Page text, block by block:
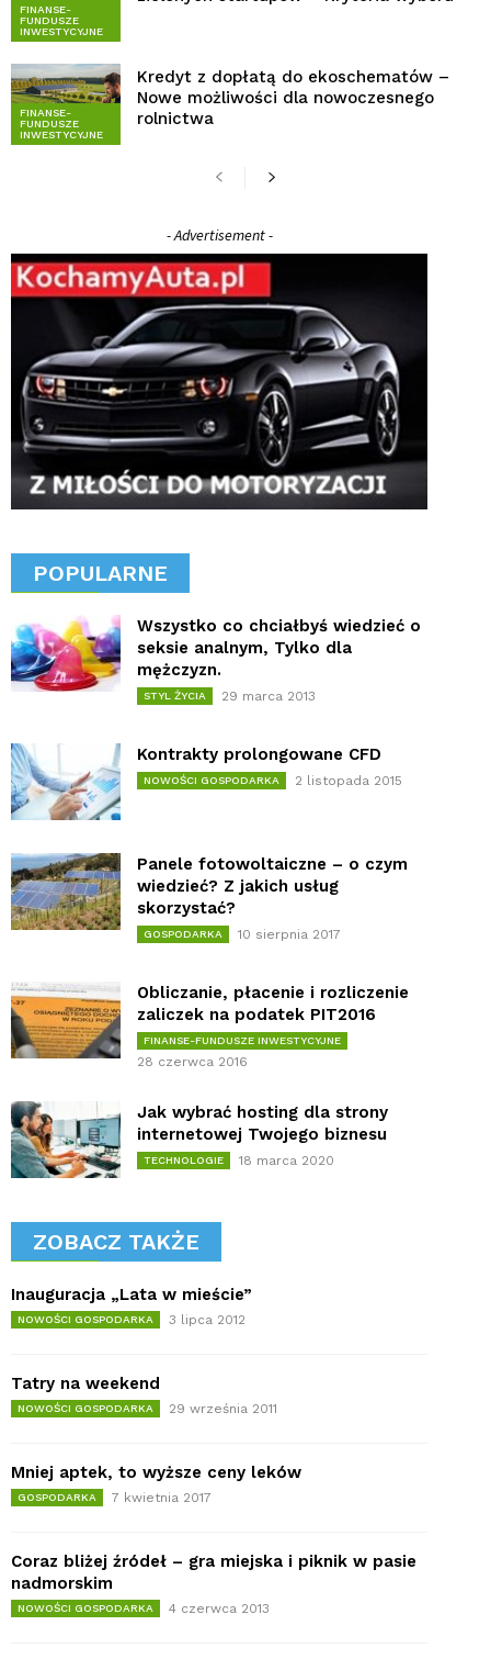
FINANSE-
FUNDUSZE
INWESTYCYJNE
FINANSE-
FUNDUSZE
INWESTYCYJNE
Kredyt z dopłatą do ekoschematów –
Nowe możliwości dla nowoczesnego
rolnictwa
- Advertisement -
POPULARNE
Wszystko co chciałbyś wiedzieć o
seksie analnym, Tylko dla
mężczyzn.
STYL ŻYCIA 29 marca 2013
Kontrakty prolongowane CFD
NOWOŚCI GOSPODARKA 2 listopada 2015
Panele fotowoltaiczne – o czym
wiedzieć? Z jakich usług
skorzystać?
GOSPODARKA 10 sierpnia 2017
Obliczanie, płacenie i rozliczenie
zaliczek na podatek PIT2016
FINANSE-FUNDUSZE INWESTYCYJNE
28 czerwca 2016
Jak wybrać hosting dla strony
internetowej Twojego biznesu
TECHNOLOGIE 18 marca 2020
ZOBACZ TAKŻE
Inauguracja „Lata w mieście”
NOWOŚCI GOSPODARKA 3 lipca 2012
Tatry na weekend
NOWOŚCI GOSPODARKA 29 września 2011
Mniej aptek, to wyższe ceny leków
GOSPODARKA 7 kwietnia 2017
Coraz bliżej źródeł – gra miejska i piknik w pasie
nadmorskim
NOWOŚCI GOSPODARKA 4 czerwca 2013